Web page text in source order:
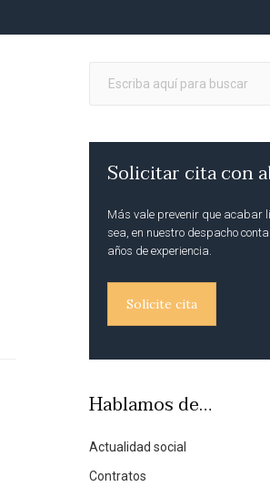
Solicitar cita con
Más vale prevenir que acabar
sea, en nuestro despacho
años de experiencia.
Solicite cita
Hablamos de…
Actualidad social
Contratos